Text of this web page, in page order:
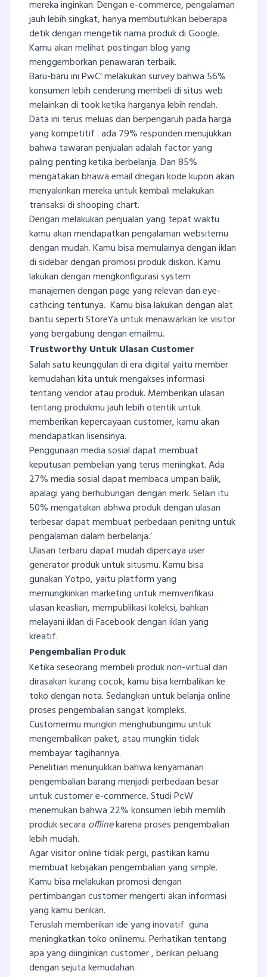
mereka inginkan. Dengan e-commerce, pengalaman
jauh lebih singkat, hanya membutuhkan beberapa
detik dengan mengetik nama produk di Google.
Kamu akan melihat postingan blog yang
menggemborkan penawaran terbaik.
Baru-baru ini PwC’ melakukan survey bahwa 56%
konsumen lebih cenderung membeli di situs web
melainkan di took ketika harganya lebih rendah.
Data ini terus meluas dan berpengaruh pada harga
yang kompetitif . ada 79% responden menujukkan
bahwa tawaran penjualan adalah factor yang
paling penting ketika berbelanja. Dan 85%
mengatakan bhawa email dnegan kode kupon akan
menyakinkan mereka untuk kembali melakukan
transaksi di shooping chart.
Dengan melakukan penjualan yang tepat waktu
kamu akan mendapatkan pengalaman websitemu
dengan mudah. Kamu bisa memulainya dengan iklan
di sidebar dengan promosi produk diskon. Kamu
lakukan dengan mengkonfigurasi system
manajemen dengan page yang relevan dan eye-
cathcing tentunya. Kamu bisa lakukan dengan alat
bantu seperti StoreYa untuk menawarkan ke visitor
yang bergabung dengan emailmu.
Trustworthy Untuk Ulasan Customer
Salah satu keunggulan di era digital yaitu member
kemudahan kita untuk mengakses informasi
tentang vendor atau produk. Memberikan ulasan
tentang produkmu jauh lebih otentik untuk
memberikan kepercayaan customer, kamu akan
mendapatkan lisensinya.
Penggunaan media sosial dapat membuat
keputusan pembelian yang terus meningkat. Ada
27% media sosial dapat membaca umpan balik,
apalagi yang berhubungan dengan merk. Selain itu
50% mengatakan abhwa produk dengan ulasan
terbesar dapat membuat perbedaan penitng untuk
pengalaman dalam berbelanja.’
Ulasan terbaru dapat mudah dipercaya user
generator produk untuk situsmu. Kamu bisa
gunakan Yotpo, yaitu platform yang
memungkinkan marketing untuk memverifikasi
ulasan keaslian, mempublikasi koleksi, bahkan
melayani iklan di Facebook dengan iklan yang
kreatif.
Pengembalian Produk
Ketika seseorang membeli produk non-virtual dan
dirasakan kurang cocok, kamu bisa kembalikan ke
toko dengan nota. Sedangkan untuk belanja online
proses pengembalian sangat kompleks.
Customermu mungkin menghubungimu untuk
mengembalikan paket, atau mungkin tidak
membayar tagihannya.
Penelitian menunjukkan bahwa kenyamanan
pengembalian barang menjadi perbedaan besar
untuk customer e-commerce. Studi PcW
menemukan bahwa 22% konsumen lebih memilih
produk secara offlinekarena proses pengembalian
lebih mudah.
Agar visitor online tidak pergi, pastikan kamu
membuat kebijakan pengembalian yang simple.
Kamu bisa melakukan promosi dengan
pertimbangan customer mengerti akan informasi
yang kamu berikan.
Teruslah memberikan ide yang inovatif guna
meningkatkan toko onlinemu. Perhatikan tentang
apa yang diinginkan customer , berikan peluang
dengan sejuta kemudahan.